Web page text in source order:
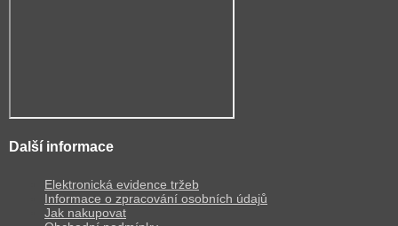
Další informace
Elektronická evidence tržeb
Informace o zpracování osobních údajů
Jak nakupovat